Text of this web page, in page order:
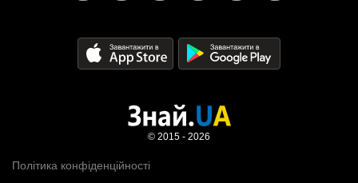
Політика конфіденційності
© 2015 - 2026